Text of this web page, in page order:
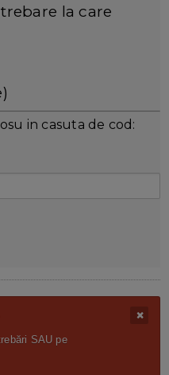
la care
in casuta de cod:
SAU pe